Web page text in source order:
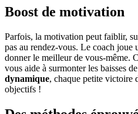
Boost de motivation
Parfois, la motivation peut faiblir,
pas au rendez-vous. Le coach joue
donner le meilleur de vous-même.
vous aide à surmonter les baisses
dynamique, chaque petite victoire
objectifs !